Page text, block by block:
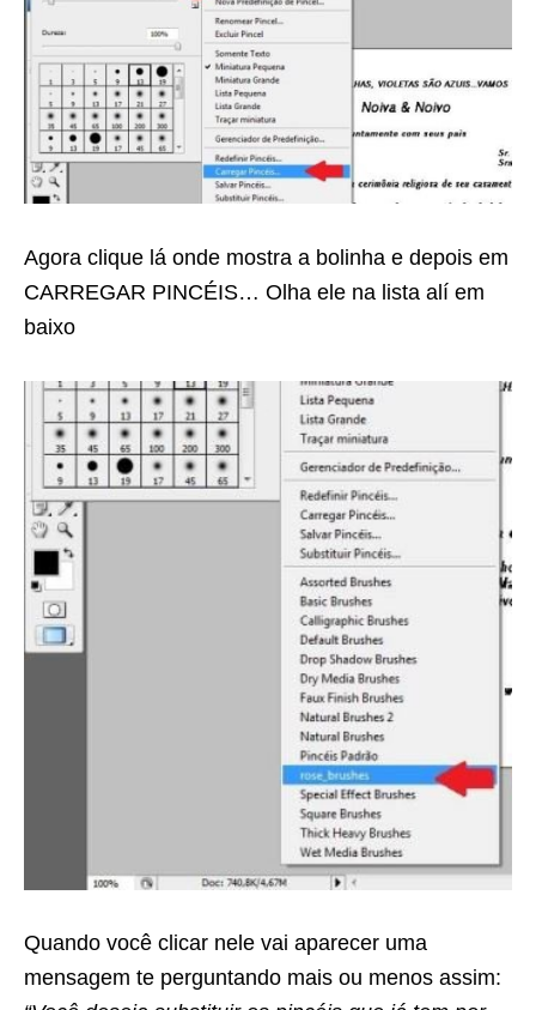
Agora clique lá onde mostra a bolinha e depois em
CARREGAR PINCÉIS… Olha ele na lista alí em
baixo
Quando você clicar nele vai aparecer uma
mensagem te perguntando mais ou menos assim: